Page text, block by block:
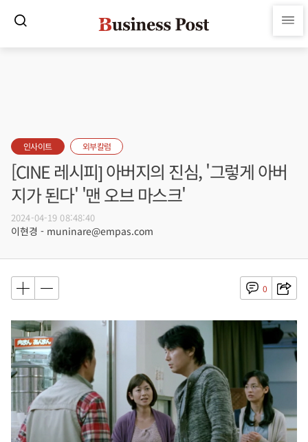
인사이트 외부칼럼
[CINE 레시피] 아버지의 진심, '그렇게 아버
지가 된다' '맨 오브 마스크'
2024-04-19 08:48:40
이현경 - muninare@empas.com
0